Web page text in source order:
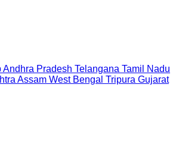
Andhra Pradesh Telangana Tamil Nadu
Assam West Bengal Tripura Gujarat